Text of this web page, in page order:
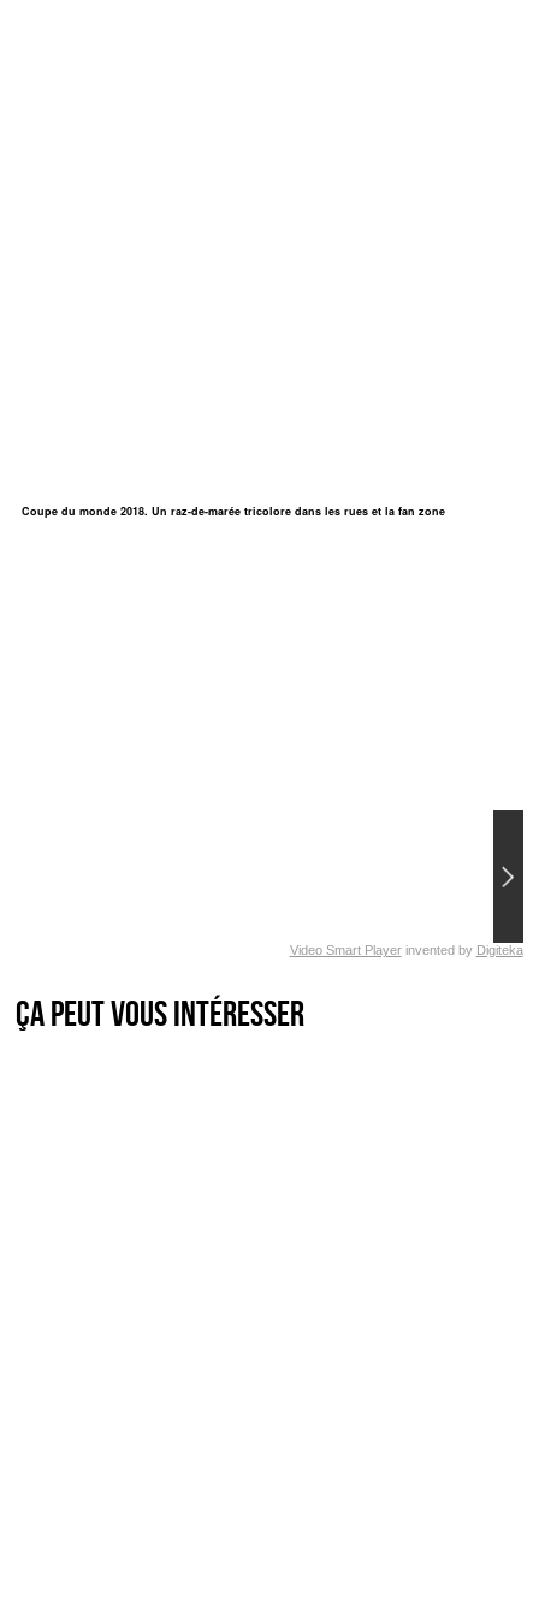
Coupe du monde 2018. Un raz-de-marée tricolore dans les rues et la fan zone
Video Smart Playerinvented by Digiteka
Ça peut vous intéresser